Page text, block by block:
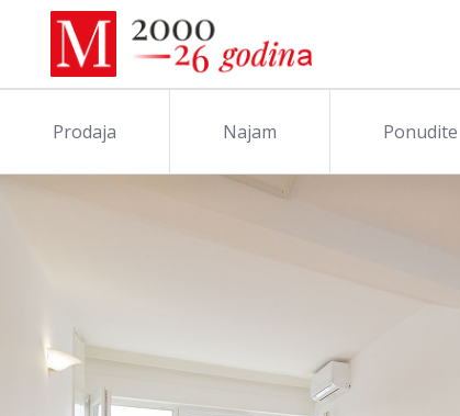
Prodaja Najam Ponudite